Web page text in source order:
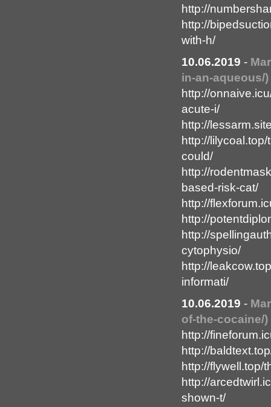
http://
http://
with-h/
10.06.2019 -
in-an-aqueous/)
http://
acute-i/
http://
http://
could/
http://
based-risk-cat/
http://
http://
http://
cytophysio/
http://
informati/
10.06.2019 -
of-the-cocaine/)
http://
http://
http://flywell.top/
http://
shown-t/